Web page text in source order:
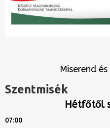
Miserend
Szentmisék
Hétfőtől
07:00